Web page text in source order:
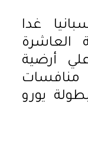
غدا
العاشرة
أرضية
منافسات
يورو